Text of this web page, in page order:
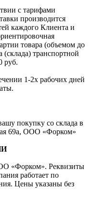
с тарифами
производится
каждого Клиента и
товара (объемом до
(склада) транспортной
руб.
1-2х рабочих дней
покупку со склада в
69а, ООО «Форком»
«Форком». Реквизиты
работает по
Цены указаны без